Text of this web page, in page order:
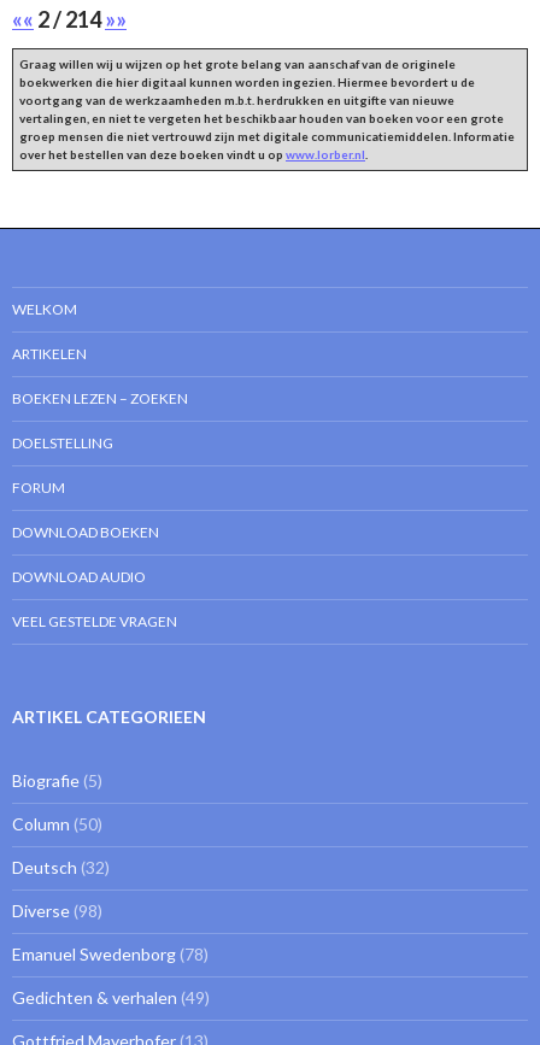
«« 2 / 214»»
Graag willen wij u wijzen op het grote belang van aanschaf van de originele
boekwerken die hier digitaal kunnen worden ingezien. Hiermee bevordert u de
voortgang van de werkzaamheden m.b.t. herdrukken en uitgifte van nieuwe
vertalingen, en niet te vergeten het beschikbaar houden van boeken voor een grote
groep mensen die niet vertrouwd zijn met digitale communicatiemiddelen. Informatie
over het bestellen van deze boeken vindt u op www.lorber.nl
WELKOM
ARTIKELEN
BOEKEN LEZEN – ZOEKEN
DOELSTELLING
FORUM
DOWNLOAD BOEKEN
DOWNLOAD AUDIO
VEEL GESTELDE VRAGEN
ARTIKEL CATEGORIEEN
Biografie (5)
Column (50)
Deutsch (32)
Diverse (98)
Emanuel Swedenborg (78)
Gedichten & verhalen (49)